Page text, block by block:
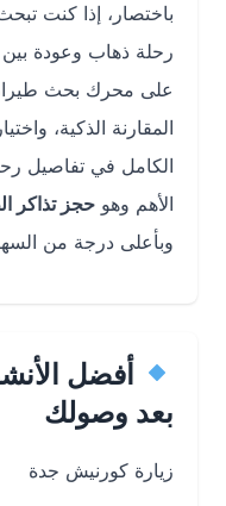
باختصار، إذا كنت تبحث
رحلة ذهاب وعودة بين كوكس
على محرك بحث طيران
المقارنة الذكية، واختيار
الكامل في تفاصيل رحلتك،
الأهم وهوحجز تذاكر
وبأعلى درجة من السهولة
أفضل
بعد وصولك
زيارة كورنيش جدة